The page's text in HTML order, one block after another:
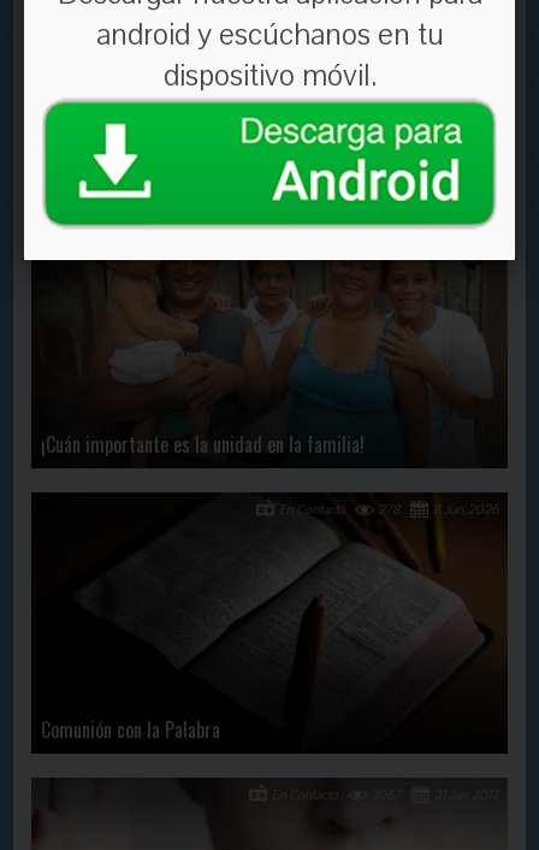
Necesitas creer y actuar para que suceda
¡Cuán importante es la unidad en la familia!
28 Oct, 2020
2935
En Contacto
Comunión con la Palabra
8 Jun, 2026
278
En Contacto
En Contacto
android y escúchanos en tu
dispositivo móvil.